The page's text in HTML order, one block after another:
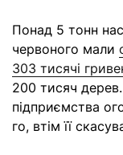
Понад 5 тонн
червоного мали
303 тисячі
200 тисяч
підприємства
го, втім її